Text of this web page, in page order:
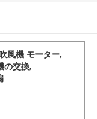
風機 モーター,
の交換,